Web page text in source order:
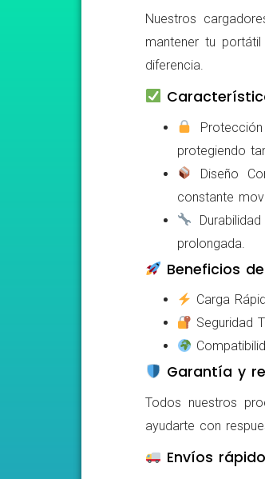
Nuestros
mantener tu
diferencia.
protegiendo
Diseño
constante
prolongada.
Beneficios
Carga
Seguridad
Garantía y
Todos nuestros
ayudarte con
Envíos